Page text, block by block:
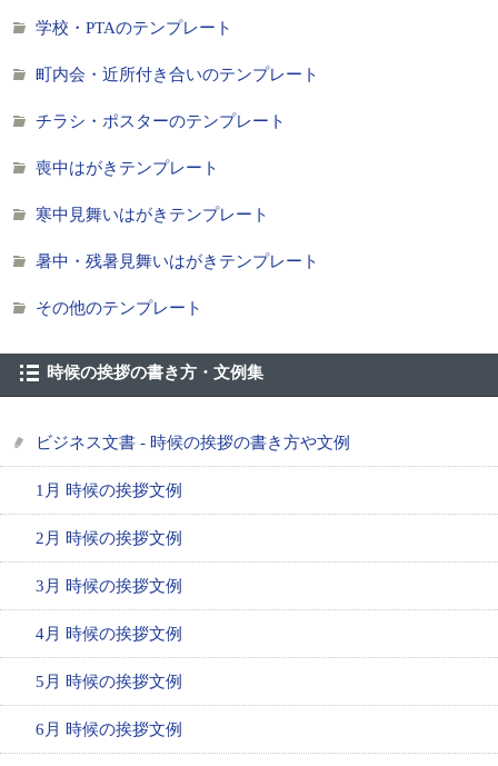
学校・PTAのテンプレート
町内会・近所付き合いのテンプレート
チラシ・ポスターのテンプレート
喪中はがきテンプレート
寒中見舞いはがきテンプレート
暑中・残暑見舞いはがきテンプレート
その他のテンプレート
時候の挨拶の書き方・文例集
ビジネス文書 - 時候の挨拶の書き方や文例
1月 時候の挨拶文例
2月 時候の挨拶文例
3月 時候の挨拶文例
4月 時候の挨拶文例
5月 時候の挨拶文例
6月 時候の挨拶文例